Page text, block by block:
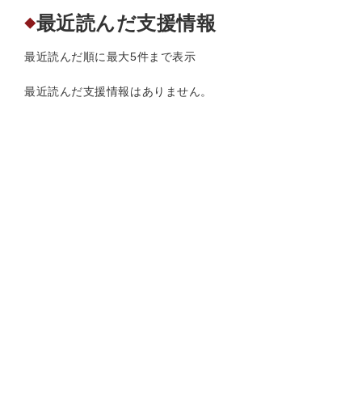
◆最近読んだ支援情報
最近読んだ順に最大5件まで表示
最近読んだ支援情報はありません。